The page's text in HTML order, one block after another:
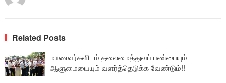
Related Posts
மாணவர்களிடம் தலைமைத்துவப் பண்பையும்
ஆளுமையையும் வளர்த்தெடுக்க வேண்டும்!!